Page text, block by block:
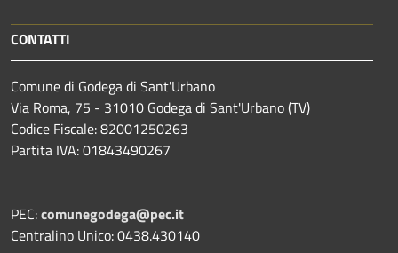
CONTATTI
Comune di Godega di Sant'Urbano
Via Roma, 75 - 31010 Godega di Sant'Urbano (TV)
Codice Fiscale: 82001250263
Partita IVA: 01843490267
PEC:comunegodega@pec.it
Centralino Unico: 0438.430140